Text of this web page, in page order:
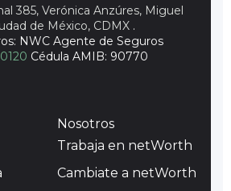
385, Verónica Anzúres, Miguel
de México, CDMX .
NWC Agente de Seguros
Cédula AMIB: 90770
Nosotros
Trabaja en netWorth
Cambiate a netWorth